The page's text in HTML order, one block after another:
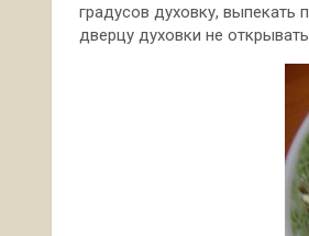
градусов духовку, выпекать
дверцу духовки не